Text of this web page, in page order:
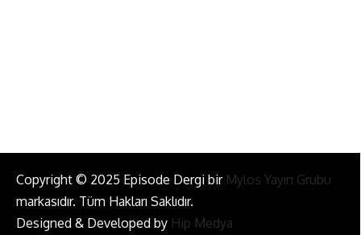
Copyright © 2025 Episode Dergi bir Mylos Yayın Grubu
markasıdır. Tüm Hakları Saklıdır.
Designed & Developed by Hip Medya